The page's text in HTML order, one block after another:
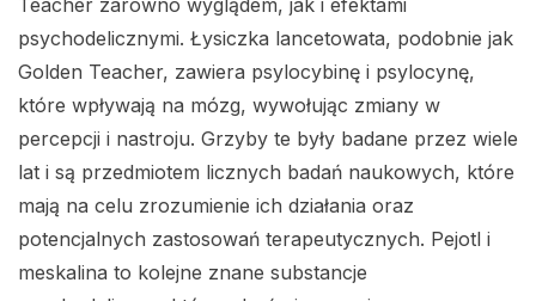
psychodelicznymi. Łysiczka lancetowata, podobnie jak
Golden Teacher, zawiera psylocybinę i psylocynę,
które wpływają na mózg, wywołując zmiany w
percepcji i nastroju. Grzyby te były badane przez wiele
lat i są przedmiotem licznych badań naukowych, które
mają na celu zrozumienie ich działania oraz
potencjalnych zastosowań terapeutycznych. Pejotl i
meskalina to kolejne znane substancje